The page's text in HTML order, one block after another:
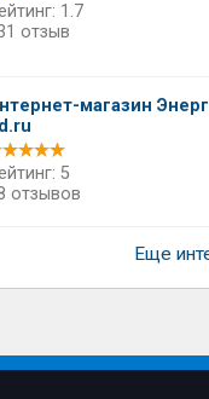
1.7
отзыв
магазин
5
отзывов
Еще